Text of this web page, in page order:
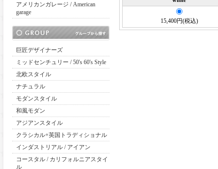
アメリカンガレージ / American
garage
巨匠デザイナーズ
ミッドセンチュリー / 50's 60's Style
北欧スタイル
ナチュラル
モダンスタイル
和風モダン
アジアンスタイル
クラシカル+英国トラディショナル
インダストリアル / アイアン
コースタル / カリフォルニアスタイ
ル
15,400円(税込)